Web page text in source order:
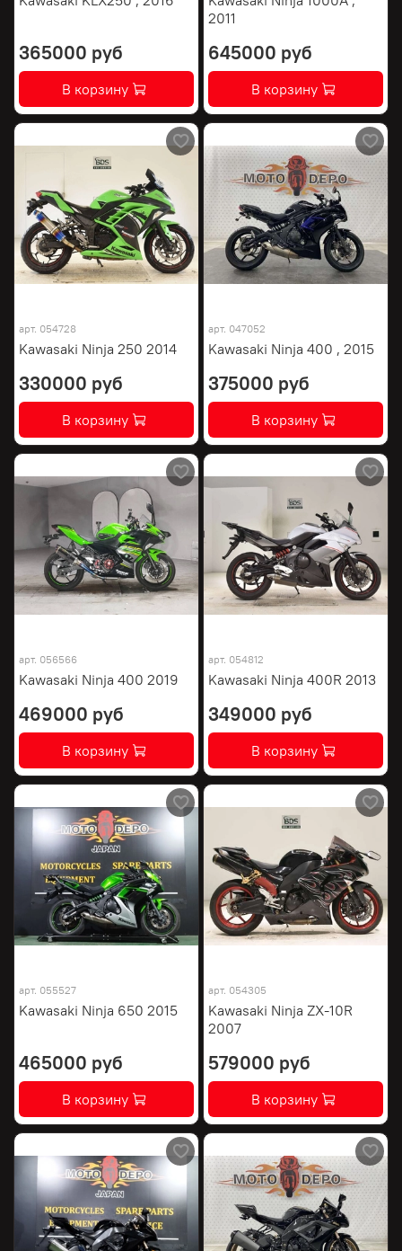
365000 руб
В корзину
2011
645000 руб
В корзину
арт. 054728
Kawasaki Ninja 250 2014
330000 руб
В корзину
арт. 047052
Kawasaki Ninja 400 , 2015
375000 руб
В корзину
арт. 056566
Kawasaki Ninja 400 2019
469000 руб
В корзину
арт. 054812
Kawasaki Ninja 400R 2013
349000 руб
В корзину
арт. 055527
Kawasaki Ninja 650 2015
465000 руб
В корзину
арт. 054305
Kawasaki Ninja ZX-10R
2007
579000 руб
В корзину